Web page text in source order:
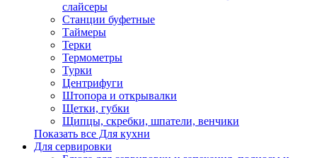
слайсеры
Станции буфетные
Таймеры
Терки
Термометры
Турки
Центрифуги
Штопора и открывалки
Щетки, губки
Щипцы, скребки, шпатели, венчики
Показать все Для кухни
Для сервировки